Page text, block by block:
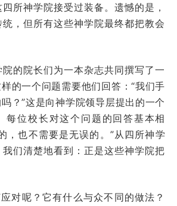
所神学院接受过装备。遗憾的是，
，但所有这些神学院最终都把教会
的院长们为一本杂志共同撰写了一
的一个问题需要他们回答：“我们手
？”这是向神学院领导层提出的一个
每位校长对这个问题的回答基本相
，也不需要是无误的。”从四所神学
们清楚地看到：正是这些神学院把
对呢？它有什么与众不同的做法？